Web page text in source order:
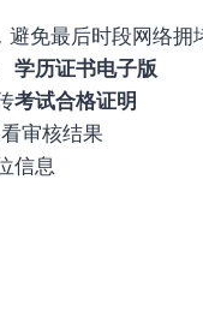
避免最后时段网络拥
学历证书电子版
考试合格证明
审核结果
信息